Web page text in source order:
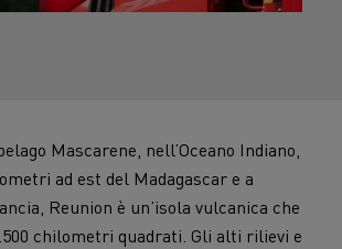
Mascarene, nell’Oceano Indiano,
ad est del Madagascar e a
Reunion è un’isola vulcanica che
chilometri quadrati. Gli alti rilievi e